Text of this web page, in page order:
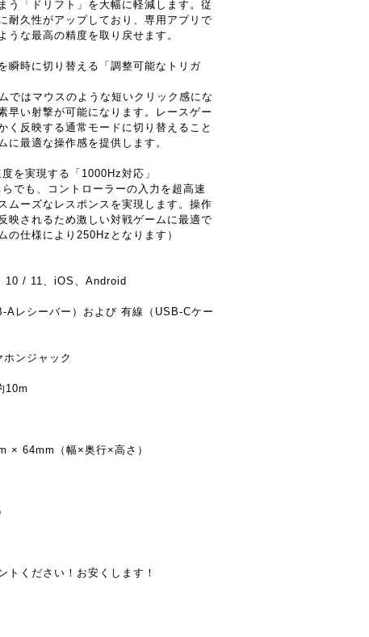
う「ドリフト」を大幅に軽減します。従
耐久性がアップしており、専用アプリで
うな最高の精度を取り戻せます。
瞬時に切り替える「調整可能なトリガ
ではマウスのような短いクリック感にな
早い射撃が可能になります。レースゲー
く反映する通常モードに切り替えること
に最適な操作感を提供します。
を実現する「1000Hz対応」
でも、コントローラーの入力を超高速
ムーズなレスポンスを実現します。操作
映されるため激しい対戦ゲームに最適で
仕様により250Hzとなります）
10 / 11、iOS、Android
Aレシーバー）および 有線（USB-Cケー
ンジャック
10m
× 64mm（幅×奥行×高さ）
トください！お安くします！